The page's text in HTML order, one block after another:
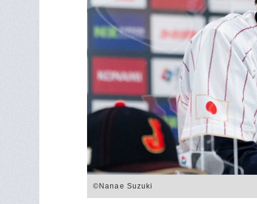
©︎Nanae Suzuki